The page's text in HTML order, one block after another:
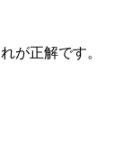
が正解です。